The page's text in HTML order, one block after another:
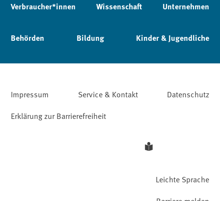
Verbraucher*innen Wissenschaft Unternehmen
Behörden Bildung Kinder & Jugendliche
Impressum Service & Kontakt
Datenschutz
Erklärung zur Barrierefreiheit
Leichte Sprache